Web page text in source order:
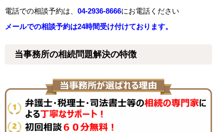
電話での相談予約は、 04-2936-8666にお電話ください
メールでの相談予約は24時間受け付けております。
当事務所の相続問題解決の特徴